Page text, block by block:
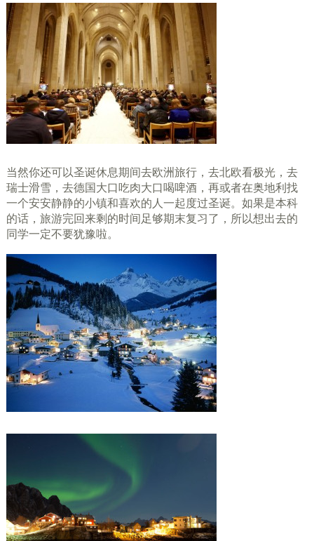
当然你还可以圣诞休息期间去欧洲旅行，去北欧看极光，去
瑞士滑雪，去德国大口吃肉大口喝啤酒，再或者在奥地利找
一个安安静静的小镇和喜欢的人一起度过圣诞。如果是本科
的话，旅游完回来剩的时间足够期末复习了，所以想出去的
同学一定不要犹豫啦。